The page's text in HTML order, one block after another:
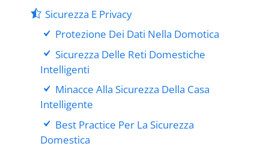
Sicurezza E Privacy
Protezione Dei Dati Nella Domotica
Sicurezza Delle Reti Domestiche
Intelligenti
Minacce Alla Sicurezza Della Casa
Intelligente
Best Practice Per La Sicurezza
Domestica